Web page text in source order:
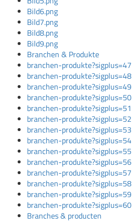
Bild6.png
Bild7.png
Bild8.png
Bild9.png
Branchen & Produkte
branchen-produkte?sigplus=47
branchen-produkte?sigplus=48
branchen-produkte?sigplus=49
branchen-produkte?sigplus=50
branchen-produkte?sigplus=51
branchen-produkte?sigplus=52
branchen-produkte?sigplus=53
branchen-produkte?sigplus=54
branchen-produkte?sigplus=55
branchen-produkte?sigplus=56
branchen-produkte?sigplus=57
branchen-produkte?sigplus=58
branchen-produkte?sigplus=59
branchen-produkte?sigplus=60
Branches & producten